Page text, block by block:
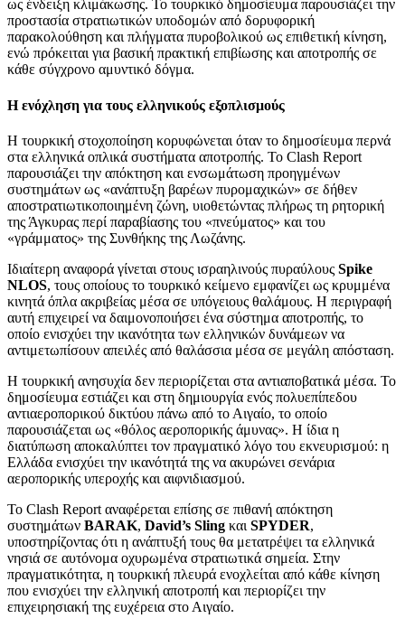
ως ένδειξη κλιμάκωσης. Το τουρκικό δημοσίευμα παρουσιάζει την
προστασία στρατιωτικών υποδομών από δορυφορική
παρακολούθηση και πλήγματα πυροβολικού ως επιθετική κίνηση,
ενώ πρόκειται για βασική πρακτική επιβίωσης και αποτροπής σε
κάθε σύγχρονο αμυντικό δόγμα.
Η ενόχληση για τους ελληνικούς εξοπλισμούς
Η τουρκική στοχοποίηση κορυφώνεται όταν το δημοσίευμα περνά
στα ελληνικά οπλικά συστήματα αποτροπής. Το Clash Report
παρουσιάζει την απόκτηση και ενσωμάτωση προηγμένων
συστημάτων ως «ανάπτυξη βαρέων πυρομαχικών» σε δήθεν
αποστρατιωτικοποιημένη ζώνη, υιοθετώντας πλήρως τη ρητορική
της Άγκυρας περί παραβίασης του «πνεύματος» και του
«γράμματος» της Συνθήκης της Λωζάνης.
Ιδιαίτερη αναφορά γίνεται στους ισραηλινούς πυραύλους Spike
NLOS, τους οποίους το τουρκικό κείμενο εμφανίζει ως κρυμμένα
κινητά όπλα ακριβείας μέσα σε υπόγειους θαλάμους. Η περιγραφή
αυτή επιχειρεί να δαιμονοποιήσει ένα σύστημα αποτροπής, το
οποίο ενισχύει την ικανότητα των ελληνικών δυνάμεων να
αντιμετωπίσουν απειλές από θαλάσσια μέσα σε μεγάλη απόσταση.
Η τουρκική ανησυχία δεν περιορίζεται στα αντιαποβατικά μέσα. Το
δημοσίευμα εστιάζει και στη δημιουργία ενός πολυεπίπεδου
αντιαεροπορικού δικτύου πάνω από το Αιγαίο, το οποίο
παρουσιάζεται ως «θόλος αεροπορικής άμυνας». Η ίδια η
διατύπωση αποκαλύπτει τον πραγματικό λόγο του εκνευρισμού: η
Ελλάδα ενισχύει την ικανότητά της να ακυρώνει σενάρια
αεροπορικής υπεροχής και αιφνιδιασμού.
Το Clash Report αναφέρεται επίσης σε πιθανή απόκτηση
συστημάτων BARAK, David’s Sling και SPYDER,
υποστηρίζοντας ότι η ανάπτυξή τους θα μετατρέψει τα ελληνικά
νησιά σε αυτόνομα οχυρωμένα στρατιωτικά σημεία. Στην
πραγματικότητα, η τουρκική πλευρά ενοχλείται από κάθε κίνηση
που ενισχύει την ελληνική αποτροπή και περιορίζει την
επιχειρησιακή της ευχέρεια στο Αιγαίο.